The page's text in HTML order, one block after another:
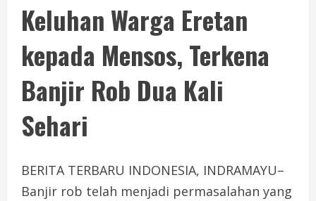
Keluhan Warga Eretan
kepada Mensos, Terkena
Banjir Rob Dua Kali
Sehari
BERITA TERBARU INDONESIA, INDRAMAYU–
Banjir rob telah menjadi permasalahan yang